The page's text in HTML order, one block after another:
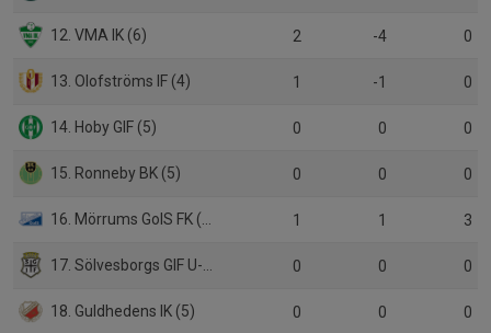
12. VMA IK (6) 2 -4 0
13. Olofströms IF (4) 1 -1 0
14. Hoby GIF (5) 0 0 0
15. Ronneby BK (5) 0 0 0
16. Mörrums GoIS FK (5) 1 1 3
17. Sölvesborgs GIF U-lag (5) 0 0 0
18. Guldhedens IK (5) 0 0 0